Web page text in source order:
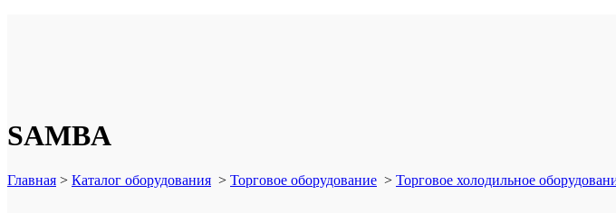
SAMBA
Главная > Каталог оборудования > Торговое оборудование > Торговое холодильное